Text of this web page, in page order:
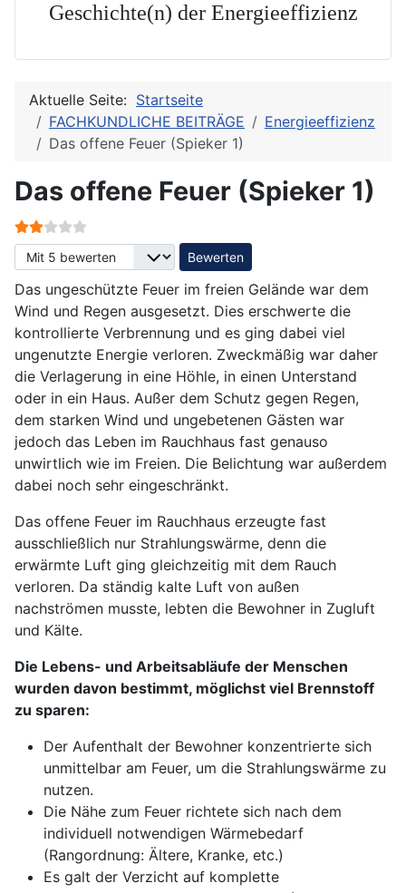
Geschichte(n) der Energieeffizienz
Aktuelle Seite: Startseite
FACHKUNDLICHE BEITRÄGE
Energieeffizienz
Das offene Feuer (Spieker 1)
Das offene Feuer (Spieker 1)
Bewertung:
Bitte bewerten
Das ungeschützte Feuer im freien Gelände war dem
Wind und Regen ausgesetzt. Dies erschwerte die
kontrollierte Verbrennung und es ging dabei viel
ungenutzte Energie verloren. Zweckmäßig war daher
die Verlagerung in eine Höhle, in einen Unterstand
oder in ein Haus. Außer dem Schutz gegen Regen,
dem starken Wind und ungebetenen Gästen war
jedoch das Leben im Rauchhaus fast genauso
unwirtlich wie im Freien. Die Belichtung war außerdem
dabei noch sehr eingeschränkt.
Das offene Feuer im Rauchhaus erzeugte fast
ausschließlich nur Strahlungswärme, denn die
erwärmte Luft ging gleichzeitig mit dem Rauch
verloren. Da ständig kalte Luft von außen
nachströmen musste, lebten die Bewohner in Zugluft
und Kälte.
Die Lebens- und Arbeitsabläufe der Menschen
wurden davon bestimmt, möglichst viel Brennstoff
zu sparen:
Der Aufenthalt der Bewohner konzentrierte sich
unmittelbar am Feuer, um die Strahlungswärme zu
nutzen.
Die Nähe zum Feuer richtete sich nach dem
individuell notwendigen Wärmebedarf
(Rangordnung: Ältere, Kranke, etc.)
Es galt der Verzicht auf komplette